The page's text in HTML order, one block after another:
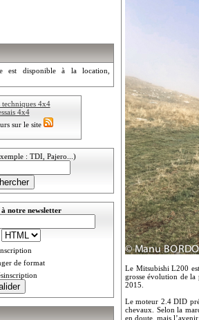
est disponible à la location,
techniques 4x4
4x4
sur le site
: TDI, Pajero...)
notre newsletter
de format
Le Mitsubishi L200
grosse évolution de la
2015.
Le moteur 2.4 DID
chevaux. Selon la
en doute, mais